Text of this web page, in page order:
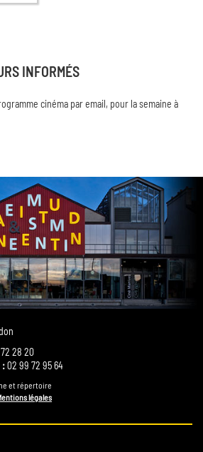
INFORMÉS
cinéma par email, pour la semaine à
28 20
:02 99 72 95 64
et répertoire
légales